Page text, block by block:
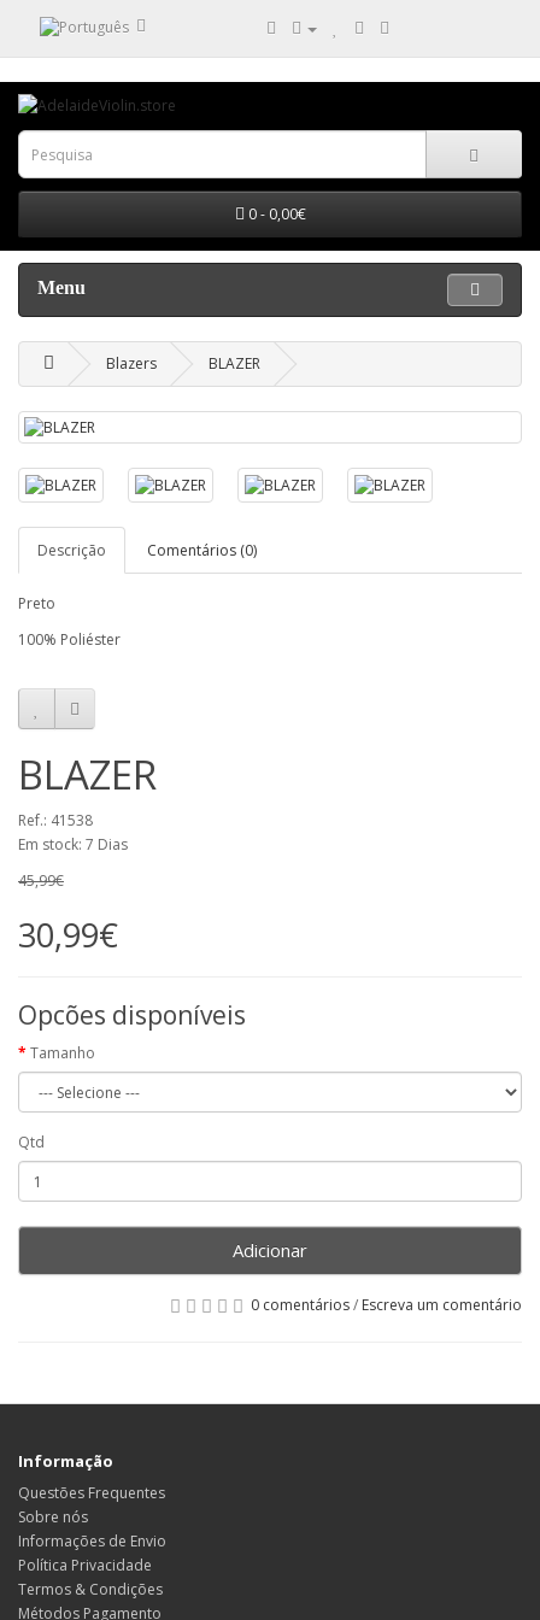
0 - 0,00€
Menu
Blazers BLAZER
Descrição Comentários (0)
Preto
100% Poliéster
BLAZER
Ref.: 41538
Em stock: 7 Dias
45,99€
30,99€
Opcões disponíveis
Tamanho
Qtd
Adicionar
0 comentários/ Escreva um comentário
Informação
Questões Frequentes
Sobre nós
Informações de Envio
Política Privacidade
Termos & Condições
Métodos Pagamento